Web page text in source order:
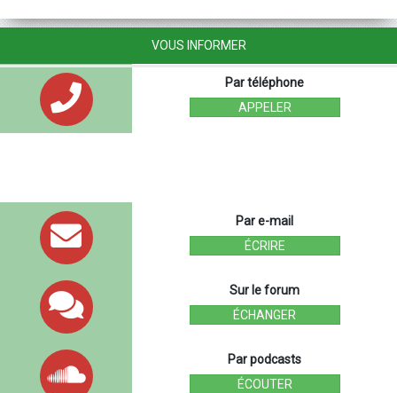
VOUS INFORMER
Par téléphone
APPELER
Par e-mail
ÉCRIRE
Sur le forum
ÉCHANGER
Par podcasts
ÉCOUTER